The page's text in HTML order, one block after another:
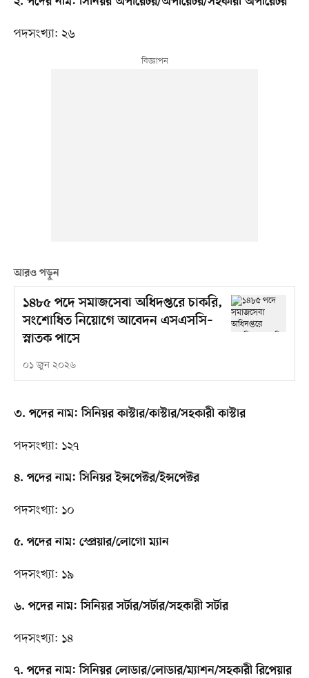
পদসংখ্যা: ২৬
আরও পড়ুন
১৪৮৫ পদে সমাজসেবা অধিদপ্তরে চাকরি,
সংশোধিত নিয়োগে আবেদন এসএসসি–
স্নাতক পাসে
০১ জুন ২০২৬
৩. পদের নাম: সিনিয়র কাস্টার/কাস্টার/সহকারী কাস্টার
পদসংখ্যা: ১২৭
৪. পদের নাম: সিনিয়র ইন্সপেক্টর/ইন্সপেক্টর
পদসংখ্যা: ১০
৫. পদের নাম: স্প্রেয়ার/লোগো ম্যান
পদসংখ্যা: ১৯
৬. পদের নাম: সিনিয়র সর্টার/সর্টার/সহকারী সর্টার
পদসংখ্যা: ১৪
৭. পদের নাম: সিনিয়র লোডার/লোডার/ম্যাশন/সহকারী রিপেয়ার